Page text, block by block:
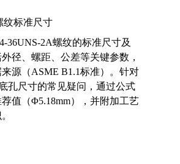
纹标准尺寸
36UNS-2A螺纹的标准尺寸及
径、螺距、公差等关键参数，
源（ASME B1.1标准）。针对
孔尺寸的常见疑问，通过公式
值（Φ5.18mm），并附加工艺